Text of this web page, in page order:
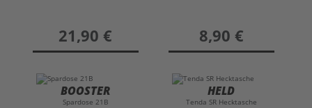
preis
21,90 € preis
8,90 €
BOOSTER
Spardose 21B
HELD
Tenda SR Hecktasche